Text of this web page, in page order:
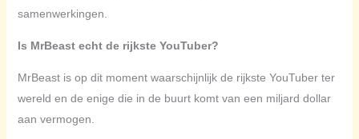
samenwerkingen.
Is MrBeast echt de rijkste YouTuber?
MrBeast is op dit moment waarschijnlijk de rijkste YouTuber ter
wereld en de enige die in de buurt komt van een miljard dollar
aan vermogen.